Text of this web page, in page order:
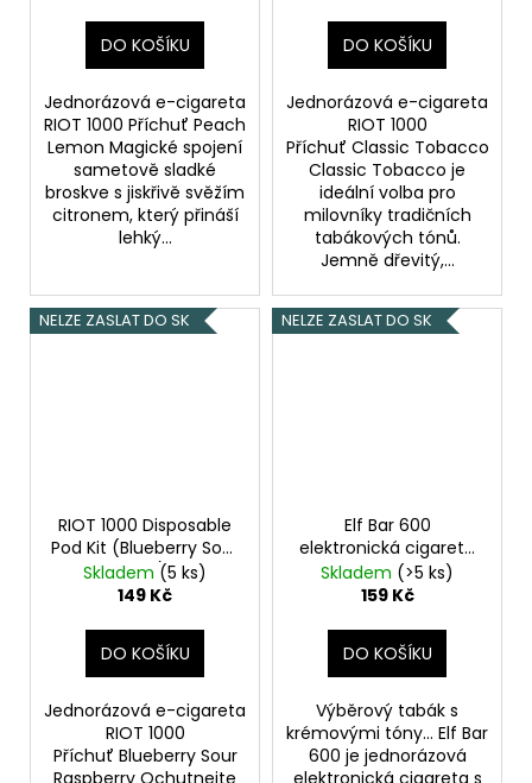
DO KOŠÍKU
Jednorázová e-cigareta
RIOT 1000 Příchuť Peach
Lemon Magické spojení
sametově sladké
broskve s jiskřivě svěžím
citronem, který přináší
lehký...
DO KOŠÍKU
Jednorázová e-cigareta
RIOT 1000
Příchuť Classic Tobacco
Classic Tobacco je
ideální volba pro
milovníky tradičních
tabákových tónů.
Jemně dřevitý,...
NELZE ZASLAT DO SK
RIOT 1000 Disposable
Pod Kit (Blueberry Sour
Raspberry) 18mg
Skladem (5 ks)
149 Kč
DO KOŠÍKU
Jednorázová e-cigareta
RIOT 1000
Příchuť Blueberry Sour
Raspberry Ochutnejte
NELZE ZASLAT DO SK
Elf Bar 600
elektronická cigareta
20mg Silky Tobacco
CZ
Skladem (>5 ks)
159 Kč
DO KOŠÍKU
Výběrový tabák s
krémovými tóny... Elf Bar
600 je jednorázová
elektronická cigareta s